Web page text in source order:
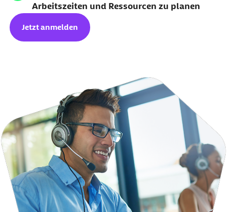
Arbeitszeiten und Ressourcen zu planen
Jetzt anmelden